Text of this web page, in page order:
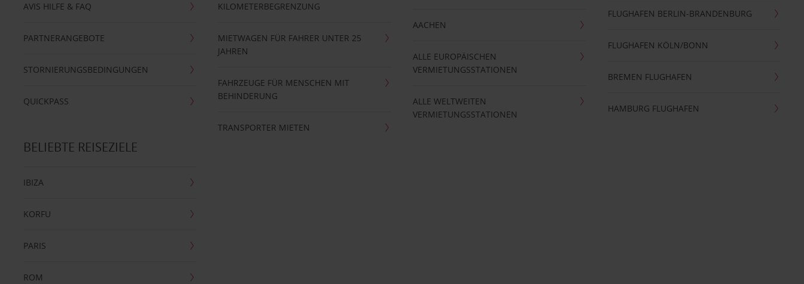
AVIS HILFE & FAQ
PARTNERANGEBOTE
STORNIERUNGSBEDINGUNGEN
QUICKPASS
KILOMETERBEGRENZUNG
MIETWAGEN FÜR FAHRER UNTER 25
JAHREN
FAHRZEUGE FÜR MENSCHEN MIT
BEHINDERUNG
TRANSPORTER MIETEN
AACHEN
ALLE EUROPÄISCHEN
VERMIETUNGSSTATIONEN
ALLE WELTWEITEN
VERMIETUNGSSTATIONEN
FLUGHAFEN BERLIN-BRANDENBURG
FLUGHAFEN KÖLN/BONN
BREMEN FLUGHAFEN
HAMBURG FLUGHAFEN
BELIEBTE REISEZIELE
IBIZA
KORFU
PARIS
ROM